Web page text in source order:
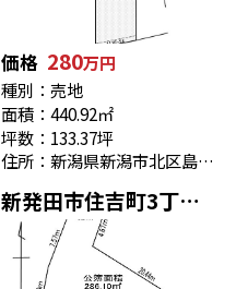
価格 280万円
種別：売地
面積：440.92㎡
坪数：133.37坪
住所：新潟県新潟市北区島見町1116-3
新発田市住吉町3丁目 売地